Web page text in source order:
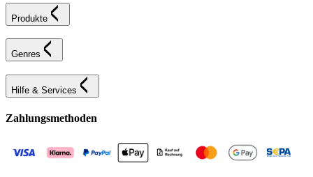
Produkte
Genres
Hilfe & Services
Zahlungsmethoden